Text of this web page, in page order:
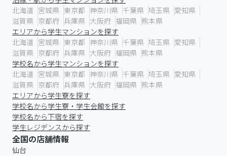
北海道 宮城県 東京都 神奈川県 千葉県 埼玉県 愛知県
滋賀県 京都府 兵庫県 大阪府 福岡県 熊本県
エリアから学生マンションを探す
北海道 宮城県 東京都 神奈川県 千葉県 埼玉県 愛知県
滋賀県 京都府 兵庫県 大阪府 福岡県 熊本県
学校名から学生マンションを探す
北海道 宮城県 東京都 神奈川県 千葉県 埼玉県 愛知県
滋賀県 京都府 兵庫県 大阪府 福岡県 熊本県
エリアから学生寮を探す
学校名から学生寮・学生会館を探す
学校名から下宿を探す
学生レジデンスから探す
全国の店舗情報
仙台